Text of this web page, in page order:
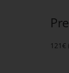
121€